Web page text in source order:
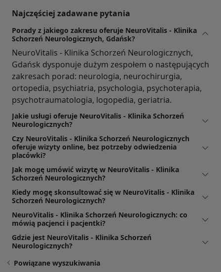
Najczęściej zadawane pytania
Porady z jakiego zakresu oferuje NeuroVitalis - Klinika
Schorzeń Neurologicznych, Gdańsk?
NeuroVitalis - Klinika Schorzeń Neurologicznych,
Gdańsk dysponuje dużym zespołem o następujących
zakresach porad: neurologia, neurochirurgia,
ortopedia, psychiatria, psychologia, psychoterapia,
psychotraumatologia, logopedia, geriatria.
Jakie usługi oferuje NeuroVitalis - Klinika Schorzeń
Neurologicznych?
Czy NeuroVitalis - Klinika Schorzeń Neurologicznych
oferuje wizyty online, bez potrzeby odwiedzenia
placówki?
Jak mogę umówić wizytę w NeuroVitalis - Klinika
Schorzeń Neurologicznych?
Kiedy mogę skonsultować się w NeuroVitalis - Klinika
Schorzeń Neurologicznych?
NeuroVitalis - Klinika Schorzeń Neurologicznych: co
mówią pacjenci i pacjentki?
Gdzie jest NeuroVitalis - Klinika Schorzeń
Neurologicznych?
Powiązane wyszukiwania